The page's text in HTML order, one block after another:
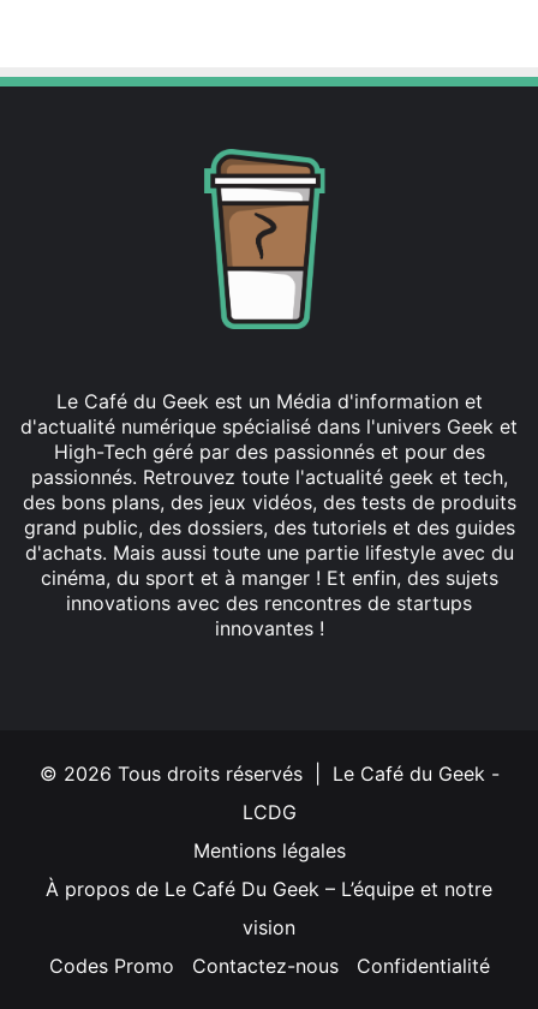
Le Café du Geek est un Média d'information et
d'actualité numérique spécialisé dans l'univers Geek et
High-Tech géré par des passionnés et pour des
passionnés. Retrouvez toute l'actualité geek et tech,
des bons plans, des jeux vidéos, des tests de produits
grand public, des dossiers, des tutoriels et des guides
d'achats. Mais aussi toute une partie lifestyle avec du
cinéma, du sport et à manger ! Et enfin, des sujets
innovations avec des rencontres de startups
innovantes !
© 2026 Tous droits réservés | Le Café du Geek -
LCDG
Mentions légales
À propos de Le Café Du Geek – L’équipe et notre
vision
Codes Promo
Contactez-nous Confidentialité